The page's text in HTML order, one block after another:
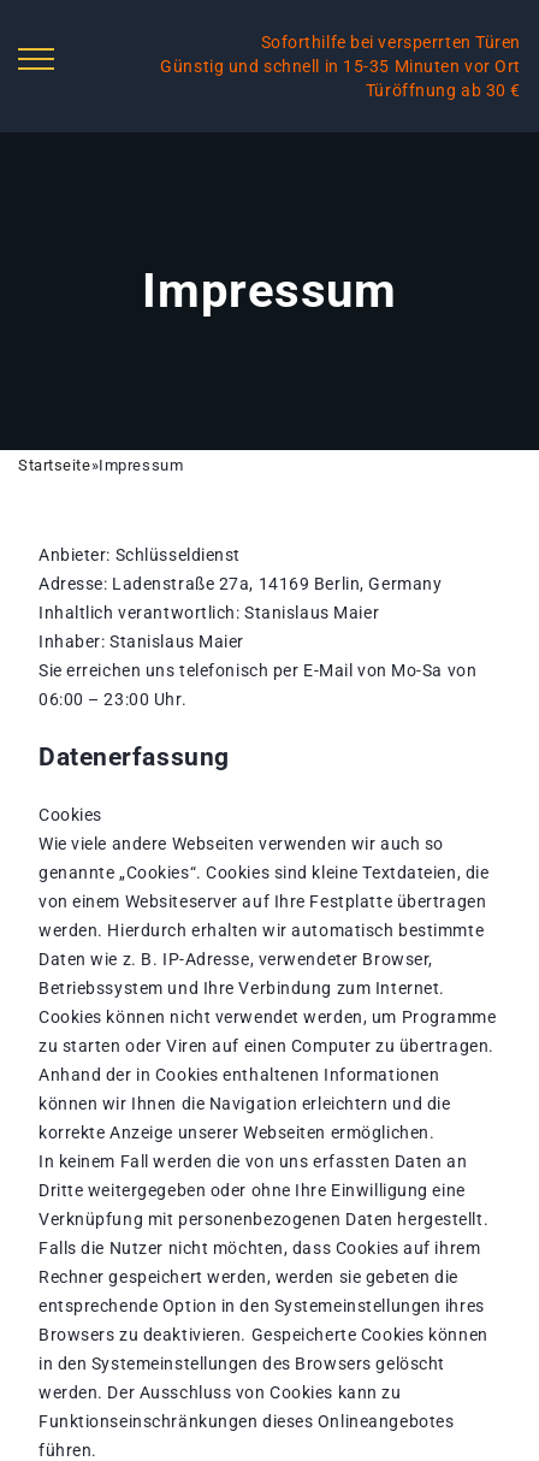
Soforthilfe bei versperrten Türen
Günstig und schnell in 15-35 Minuten vor Ort
Türöffnung ab 30 €
Impressum
Startseite»Impressum
Anbieter: Schlüsseldienst
Adresse: Ladenstraße 27a, 14169 Berlin, Germany
Inhaltlich verantwortlich: Stanislaus Maier
Inhaber: Stanislaus Maier
Sie erreichen uns telefonisch per E-Mail von Mo-Sa von
06:00 – 23:00 Uhr.
Datenerfassung
Cookies
Wie viele andere Webseiten verwenden wir auch so
genannte „Cookies“. Cookies sind kleine Textdateien, die
von einem Websiteserver auf Ihre Festplatte übertragen
werden. Hierdurch erhalten wir automatisch bestimmte
Daten wie z. B. IP-Adresse, verwendeter Browser,
Betriebssystem und Ihre Verbindung zum Internet.
Cookies können nicht verwendet werden, um Programme
zu starten oder Viren auf einen Computer zu übertragen.
Anhand der in Cookies enthaltenen Informationen
können wir Ihnen die Navigation erleichtern und die
korrekte Anzeige unserer Webseiten ermöglichen.
In keinem Fall werden die von uns erfassten Daten an
Dritte weitergegeben oder ohne Ihre Einwilligung eine
Verknüpfung mit personenbezogenen Daten hergestellt.
Falls die Nutzer nicht möchten, dass Cookies auf ihrem
Rechner gespeichert werden, werden sie gebeten die
entsprechende Option in den Systemeinstellungen ihres
Browsers zu deaktivieren. Gespeicherte Cookies können
in den Systemeinstellungen des Browsers gelöscht
werden. Der Ausschluss von Cookies kann zu
Funktionseinschränkungen dieses Onlineangebotes
führen.